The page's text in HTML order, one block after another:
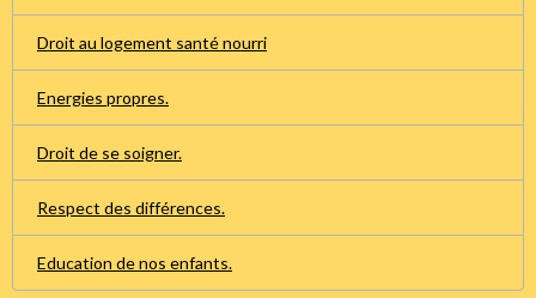
Droit au logement santé nourri
Energies propres.
Droit de se soigner.
Respect des différences.
Education de nos enfants.